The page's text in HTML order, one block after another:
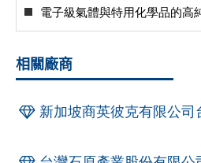
電子級氣體與特用化學品的高
相關廠商
新加坡商英彼克有限公司